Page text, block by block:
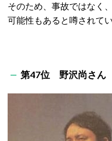
そのため、事故ではなく
可能性もあると噂されてい
第47位 野沢尚さん